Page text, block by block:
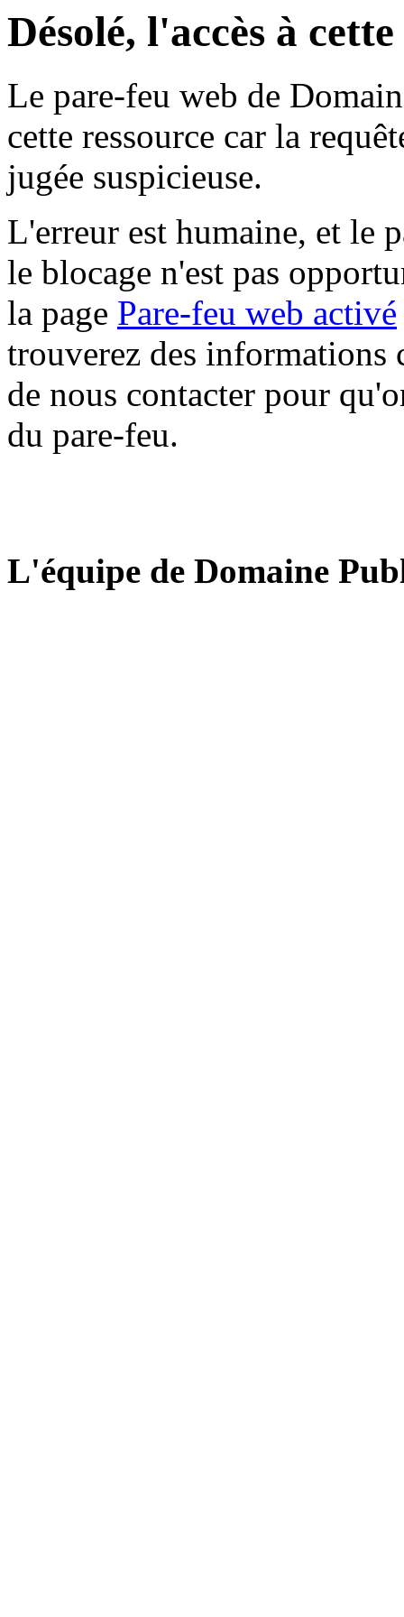
Désolé, l'accès à
Le pare-feu web de
cette ressource car la
jugée suspicieuse.
L'erreur est humaine, et le
le blocage n'est pas
la page Pare-feu web activé
trouverez des informations
de nous contacter pour
du pare-feu.
L'équipe de Domaine